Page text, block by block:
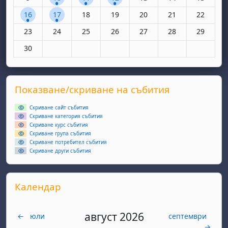
1 събитие, понеделник, 16 юни
16 1 събитие, вторник, 17 юни
17 Няма събития, сряда, 18 юни
18 Няма събития, четвъртък, 19 юни
19 Няма събития, петък, 20
20 Няма събития,
21 Няма
22
Няма събития, понеделник, 23 юни
23 Няма събития, вторник, 24 юни
24 Няма събития, сряда, 25 юни
25 Няма събития, четвъртък, 26 юни
26 Няма събития, петък, 27
27 Няма събития,
28 Няма
29
Няма събития, понеделник, 30 юни
30
Supplementary blocks
Прескочи Показване/скриване на събития
Показване/скриване на събития
Скриване сайт събития
Скриване категория събития
Скриване курс събития
Скриване група събития
Скриване потребител събития
Скриване други събития
Прескочи Календар
Календар
← юли август 2026
септември